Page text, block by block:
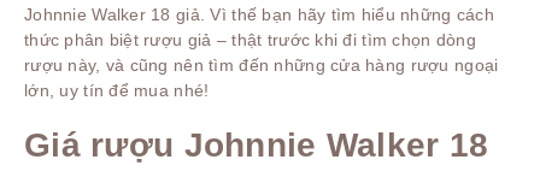
Johnnie Walker 18 giả. Vì thế bạn hãy tìm hiểu những cách
thức phân biệt rượu giả – thật trước khi đi tìm chọn dòng
rượu này, và cũng nên tìm đến những cửa hàng rượu ngoại
lớn, uy tín để mua nhé!
Giá rượu Johnnie Walker 18